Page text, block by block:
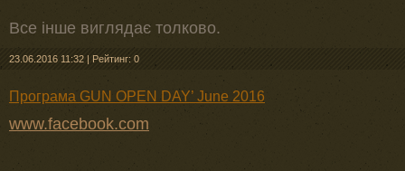
Все інше виглядає толково.
23.06.2016 11:32 | Рейтинг: 0
Програма GUN OPEN DAY’ June 2016
www.facebook.com